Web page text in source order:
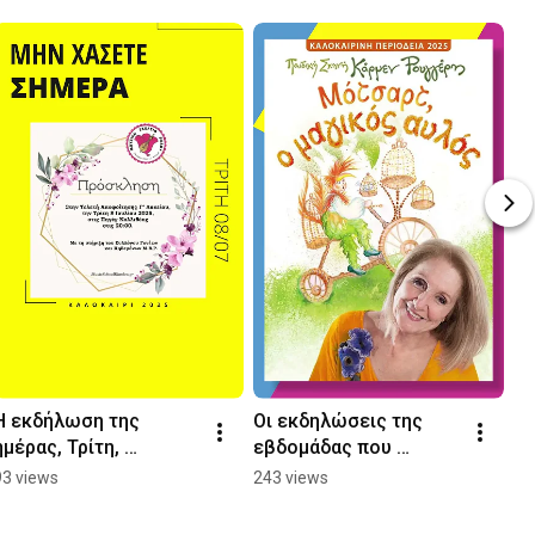
εκδήλωση της
Τρίτη,
07/2025, στη Ρόδο
views
Οι εκδηλώσεις της
εβδομάδας που
έρχεται από το
243 views